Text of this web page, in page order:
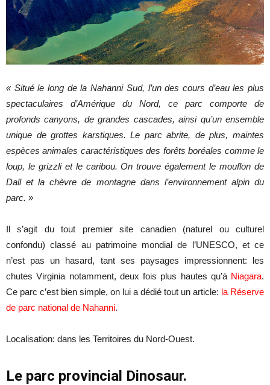
« Situé le long de la Nahanni Sud, l’un des cours d’eau les plus
spectaculaires d’Amérique du Nord, ce parc comporte de
profonds canyons, de grandes cascades, ainsi qu’un ensemble
unique de grottes karstiques. Le parc abrite, de plus, maintes
espèces animales caractéristiques des forêts boréales comme le
loup, le grizzli et le caribou. On trouve également le mouflon de
Dall et la chèvre de montagne dans l’environnement alpin du
parc. »
Il s’agit du tout premier site canadien (naturel ou culturel
confondu) classé au patrimoine mondial de l’UNESCO, et ce
n’est pas un hasard, tant ses paysages impressionnent: les
chutes Virginia notamment, deux fois plus hautes qu’à Niagara.
Ce parc c’est bien simple, on lui a dédié tout un article: la Réserve
de parc national de Nahanni.
Localisation: dans les Territoires du Nord-Ouest.
Le parc provincial Dinosaur.